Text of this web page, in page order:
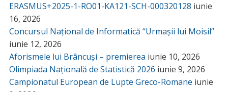
ERASMUS+2025-1-RO01-KA121-SCH-000320128 iunie
16, 2026
Concursul Național de Informatică “Urmașii lui Moisil”
iunie 12, 2026
Aforismele lui Brâncuși – premierea iunie 10, 2026
Olimpiada Națională de Statistică 2026 iunie 9, 2026
Campionatul European de Lupte Greco-Romane iunie